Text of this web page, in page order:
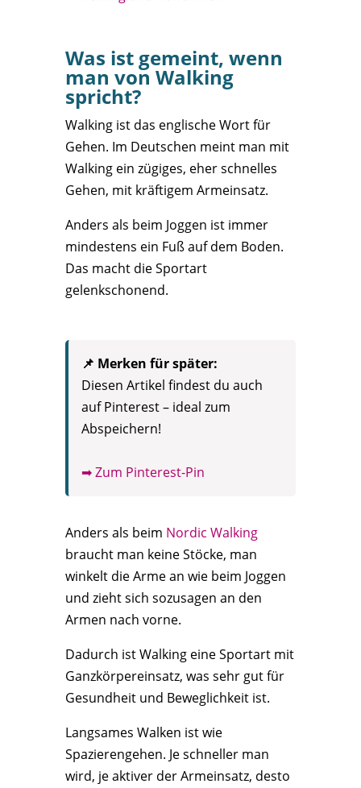
Was ist gemeint, wenn
man von Walking
spricht?
Walking ist das englische Wort für
Gehen. Im Deutschen meint man mit
Walking ein zügiges, eher schnelles
Gehen, mit kräftigem Armeinsatz.
Anders als beim Joggen ist immer
mindestens ein Fuß auf dem Boden.
Das macht die Sportart
gelenkschonend.
📌 Merken für später:
Diesen Artikel findest du auch
auf Pinterest – ideal zum
Abspeichern!
➡ Zum Pinterest-Pin
Anders als beim Nordic Walking
braucht man keine Stöcke, man
winkelt die Arme an wie beim Joggen
und zieht sich sozusagen an den
Armen nach vorne.
Dadurch ist Walking eine Sportart mit
Ganzkörpereinsatz, was sehr gut für
Gesundheit und Beweglichkeit ist.
Langsames Walken ist wie
Spazierengehen. Je schneller man
wird, je aktiver der Armeinsatz, desto